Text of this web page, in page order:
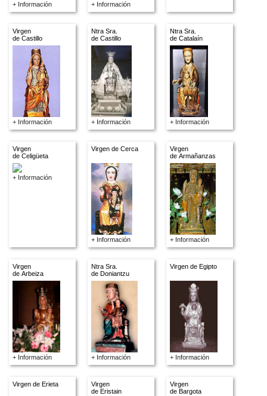
+ Información + Información
Virgen
de Castillo
+ Información
Ntra Sra.
de Castillo
+ Información
Ntra Sra.
de Catalaín
+ Información
Virgen
de Celigüeta
+ Información
Virgen de Cerca
+ Información
Virgen
de Armañanzas
+ Información
Virgen
de Arbeiza
+ Información
Ntra Sra.
de Doniantzu
+ Información
Virgen de Egipto
+ Información
Virgen de Erieta
Virgen
de Eristain
Virgen
de Bargota